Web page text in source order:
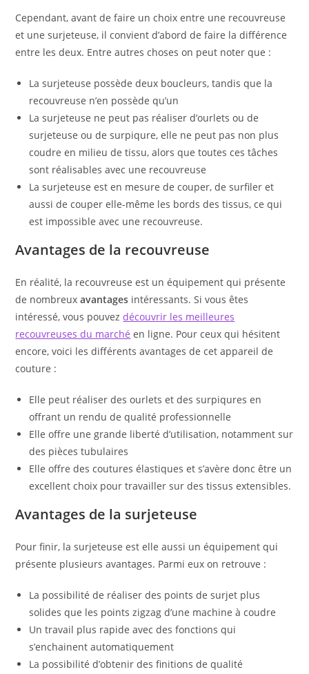
Cependant, avant de faire un choix entre une recouvreuse
et une surjeteuse, il convient d’abord de faire la différence
entre les deux. Entre autres choses on peut noter que :
La surjeteuse possède deux boucleurs, tandis que la
recouvreuse n’en possède qu’un
La surjeteuse ne peut pas réaliser d’ourlets ou de
surjeteuse ou de surpiqure, elle ne peut pas non plus
coudre en milieu de tissu, alors que toutes ces tâches
sont réalisables avec une recouvreuse
La surjeteuse est en mesure de couper, de surfiler et
aussi de couper elle-même les bords des tissus, ce qui
est impossible avec une recouvreuse.
Avantages de la recouvreuse
En réalité, la recouvreuse est un équipement qui présente
de nombreuxavantages intéressants. Si vous êtes
intéressé, vous pouvezdécouvrir les meilleures
recouvreuses du marché en ligne. Pour ceux qui hésitent
encore, voici les différents avantages de cet appareil de
couture :
Elle peut réaliser des ourlets et des surpiqures en
offrant un rendu de qualité professionnelle
Elle offre une grande liberté d’utilisation, notamment sur
des pièces tubulaires
Elle offre des coutures élastiques et s’avère donc être un
excellent choix pour travailler sur des tissus extensibles.
Avantages de la surjeteuse
Pour finir, la surjeteuse est elle aussi un équipement qui
présente plusieurs avantages. Parmi eux on retrouve :
La possibilité de réaliser des points de surjet plus
solides que les points zigzag d’une machine à coudre
Un travail plus rapide avec des fonctions qui
s’enchainent automatiquement
La possibilité d’obtenir des finitions de qualité